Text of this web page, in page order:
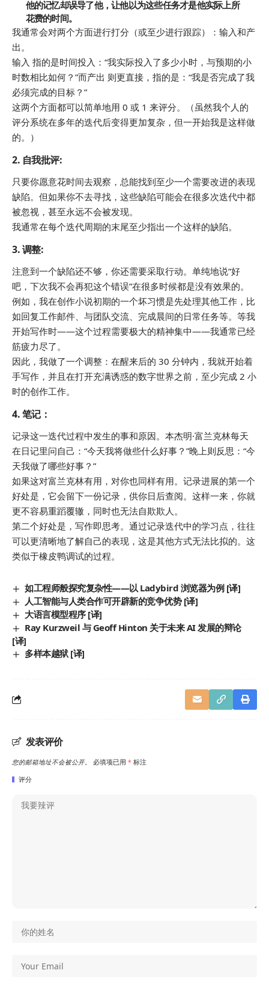
他的记忆却误导了他，让他以为这些任务才是他实际上所
花费的时间。
我通常会对两个方面进行打分（或至少进行跟踪）：输入和产
出。
输入 指的是时间投入：“我实际投入了多少小时，与预期的小
时数相比如何？”而产出 则更直接，指的是：“我是否完成了我
必须完成的目标？”
这两个方面都可以简单地用 0 或 1 来评分。（虽然我个人的
评分系统在多年的迭代后变得更加复杂，但一开始我是这样做
的。）
2. 自我批评:
只要你愿意花时间去观察，总能找到至少一个需要改进的表现
缺陷。但如果你不去寻找，这些缺陷可能会在很多次迭代中都
被忽视，甚至永远不会被发现。
我通常在每个迭代周期的末尾至少指出一个这样的缺陷。
3.调整:
注意到一个缺陷还不够，你还需要采取行动。单纯地说“好
吧，下次我不会再犯这个错误”在很多时候都是没有效果的。
例如，我在创作小说初期的一个坏习惯是先处理其他工作，比
如回复工作邮件、与团队交流、完成晨间的日常任务等。等我
开始写作时——这个过程需要极大的精神集中——我通常已经
筋疲力尽了。
因此，我做了一个调整：在醒来后的 30 分钟内，我就开始着
手写作，并且在打开充满诱惑的数字世界之前，至少完成 2 小
时的创作工作。
4.笔记：
记录这一迭代过程中发生的事和原因。本杰明·富兰克林每天
在日记里问自己：“今天我将做些什么好事？”晚上则反思：“今
天我做了哪些好事？”
如果这对富兰克林有用，对你也同样有用。记录进展的第一个
好处是，它会留下一份记录，供你日后查阅。这样一来，你就
更不容易重蹈覆辙，同时也无法自欺欺人。
第二个好处是，写作即思考。通过记录迭代中的学习点，往往
可以更清晰地了解自己的表现，这是其他方式无法比拟的。这
类似于橡皮鸭调试的过程。
如工程师般探究复杂性——以 Ladybird 浏览器为例 [译]
人工智能与人类合作可开辟新的竞争优势 [译]
大语言模型程序 [译]
Ray Kurzweil 与 Geoff Hinton 关于未来 AI 发展的辩论
[译]
多样本越狱 [译]
发表评价
您的邮箱地址不会被公开。 必填项已用 * 标注
评分